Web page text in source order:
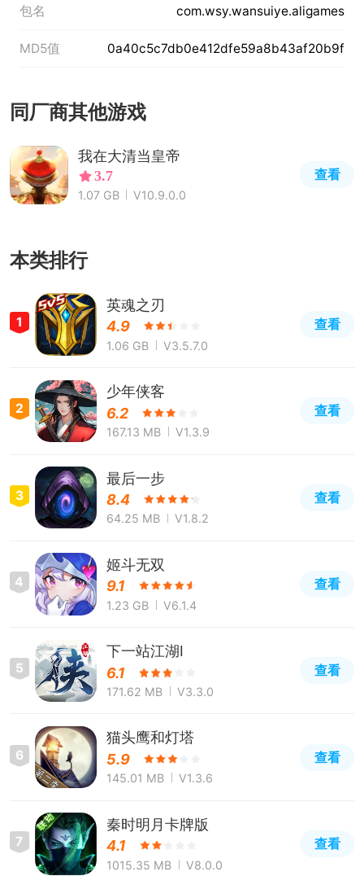
包名 com.wsy.wansuiye.aligames
MD5值 0a40c5c7db0e412dfe59a8b43af20b9f
同厂商其他游戏
我在大清当皇帝
3.7
1.07 GB V10.9.0.0
查看
本类排行
1
英魂之刃
4.9
1.06 GB V3.5.7.0
查看
2
少年侠客
6.2
167.13 MB V1.3.9
查看
3
最后一步
8.4
64.25 MB V1.8.2
查看
4
姬斗无双
9.1
1.23 GB V6.1.4
查看
5
下一站江湖Ⅰ
6.1
171.62 MB V3.3.0
查看
6
猫头鹰和灯塔
5.9
145.01 MB V1.3.6
查看
7
秦时明月卡牌版
4.1
1015.35 MB V8.0.0
查看